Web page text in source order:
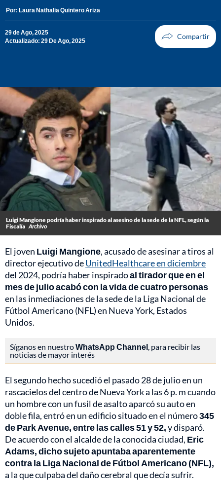
Por: Laura Nathalia Quintero Ariza
29 de Ago, 2025
Actualizado: 29 De Ago, 2025
Luigi Mangione podría haber inspirado al asesino de la sede de la NFL, según la
Fiscalía Archivo
El joven Luigi Mangione, acusado de asesinar a tiros al
director ejecutivo deUnitedHealthcare en diciembre
del 2024, podría haber inspiradoal tirador que en el
mes de julio acabó con la vida de cuatro personas
en las inmediaciones de la sede de la Liga Nacional de
Fútbol Americano (NFL) en Nueva York, Estados
Unidos.
Síganos en nuestroWhatsApp Channel, para recibir las
noticias de mayor interés
El segundo hecho sucedió el pasado 28 de julio en un
rascacielos del centro de Nueva York a las 6 p. m cuando
un hombre con un fusil de asalto aparcó su auto en
doble fila, entró en un edificio situado en el número345
de Park Avenue, entre las calles 51 y 52,y disparó.
De acuerdo con el alcalde de la conocida ciudad, Eric
Adams, dicho sujeto apuntaba aparentemente
contra la Liga Nacional de Fútbol Americano (NFL),
a la que culpaba del daño cerebral que decía sufrir.